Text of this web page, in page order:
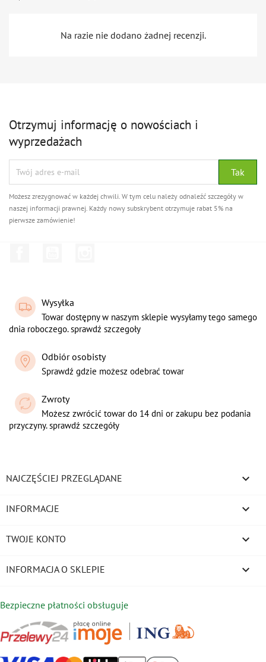
Na razie nie dodano żadnej recenzji.
Otrzymuj informację o nowościach i
wyprzedażach
Możesz zrezygnować w każdej chwili. W tym celu należy odnaleźć szczegóły w
naszej informacji prawnej. Każdy nowy subskrybent otrzymuje rabat 5% na
pierwsze zamówienie!
Wysyłka
Towar dostępny w naszym sklepie wysyłamy tego samego
dnia roboczego. sprawdź szczegoły
Odbiór osobisty
Sprawdź gdzie możesz odebrać towar
Zwroty
Możesz zwrócić towar do 14 dni or zakupu bez podania
przyczyny. sprawdź szczegóły
NAJCZĘŚCIEJ PRZEGLĄDANE 
INFORMACJE 
TWOJE KONTO 
INFORMACJA O SKLEPIE keyboard_arrow_down
Bezpieczne płatności obsługuje